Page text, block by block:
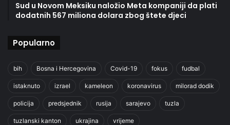
Sud u Novom Meksiku naložio Meta kompaniji da plati
dodatnih 567 miliona dolara zbog štete djeci
Popularno
bih Bosna i Hercegovina Covid-19 fokus fudbal
istaknuto izrael kameleon koronavirus milorad dodik
policija predsjednik rusija sarajevo tuzla
tuzlanski kanton ukrajina vrijeme